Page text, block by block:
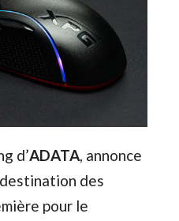
d’ADATA, annonce
destination des
pour le